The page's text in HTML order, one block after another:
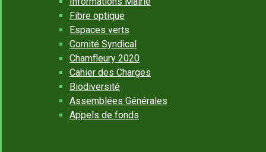
Fibre optique
Espaces verts
Comité Syndical
Chamfleury 2020
Cahier des Charges
Biodiversité
Assemblées Générales
Appels de fonds